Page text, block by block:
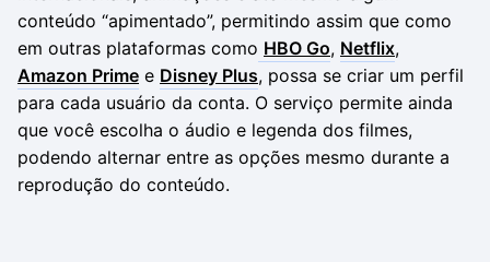
conteúdo “apimentado”, permitindo assim que como
em outras plataformas como HBO Go, Netflix,
Amazon Prime e Disney Plus, possa se criar um perfil
para cada usuário da conta. O serviço permite ainda
que você escolha o áudio e legenda dos filmes,
podendo alternar entre as opções mesmo durante a
reprodução do conteúdo.